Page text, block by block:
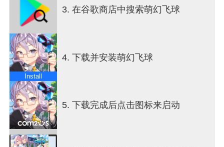
■从指尖感受到的强力打击感！■
挑战紧张刺激的完美一击到一杆进洞！
看准时机爽快挥杆，以多种战略攻略赛场吧！
■无论男女老少都可以达成博蒂！■
现在，高尔夫也可以解放双手，自由游戏了！
高尔夫游戏首创的通过自动技能和模拟仿真模式享
受充满活力且爽快的击球吧！
■可以和全世界所有玩家进行对决■
在世界大舞台上展开的全球性实时比赛！
在优秀的竞争者面前展现自己的实力，并获得胜利
3. 在谷歌商店中搜索萌幻飞球
Install
4. 下载并安装萌幻飞球
5. 下载完成后点击图标来启动